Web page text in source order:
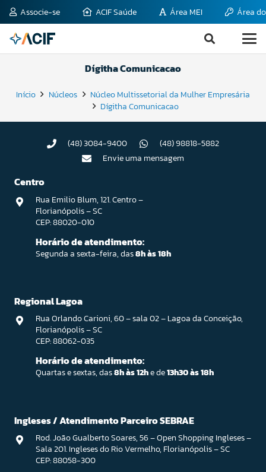
Associe-se ACIF Saúde Área MEI Área
Dígitha Comunicacao
Início Núcleos
Núcleo Multissetorial da Mulher Empresária
Dígitha Comunicacao
(48) 3084-9400
(48) 98818-5882
Envie uma mensagem
Centro
Rua Emilio Blum, 121. Centro –
Florianópolis – SC
CEP: 88020-010
Horário de atendimento:
Segunda a sexta-feira, das8h às 18h
Regional Lagoa
Rua Orlando Carioni, 60 – sala 02 – Lagoa da Conceição,
Florianópolis – SC
CEP: 88062-035
Horário de atendimento:
Quartas e sextas, das8h às 12he de13h30 às 18h
Ingleses / Atendimento Parceiro SEBRAE
Rod. João Gualberto Soares, 56 – Open Shopping Ingleses –
Sala 201. Ingleses do Rio Vermelho, Florianópolis – SC
CEP: 88058-300